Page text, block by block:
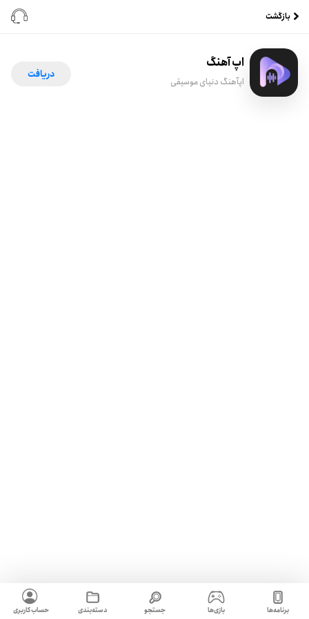
بازگشت
اپ آهنگ
اپآهنگ دنیای موسیقی
دریافت
برنامه‌ها بازی‌ها جستجو دسته‌بندی حساب کاربری